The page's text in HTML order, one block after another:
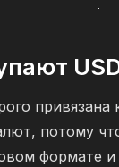
потому
формате и